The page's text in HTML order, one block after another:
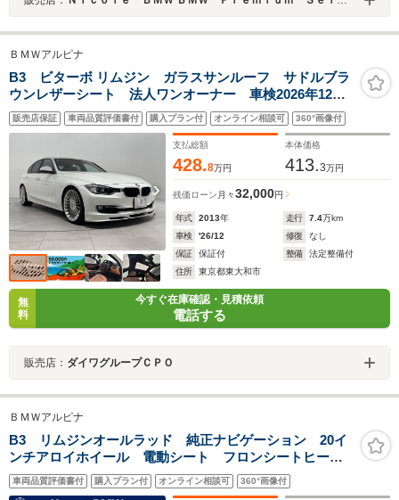
ＢＭＷアルピナ
B3 ビターボ リムジン ガラスサンルーフ サドルブラ
ウンレザーシート 法人ワンオーナー 車検2026年12
月 スペアキー 純正ナビゲーション バックカメラ
販売店保証 車両品質評価書付 購入プラン付 オンライン相談可 360°画像付
支払総額
428.8万円
本体価格
413.3万円
残価ローン 月々32,000円
年式 2013年 走行 7.4万km
車検
'26/12 修復
なし
保証
保証付 整備
法定整備付
住所
東京都東大和市
無
料
今すぐ在庫確認・見積依頼
電話する
販売店： ダイワグループＣＰＯ
ＢＭＷアルピナ
B3 リムジンオールラッド 純正ナビゲーション 20イ
ンチアロイホイール 電動シート フロンシートヒータ
ー 電動テールゲート 衝突軽減ブレーキ 全周囲カメ
ラ ミネラルグレー
車両品質評価書付 購入プラン付 オンライン相談可 360°画像付